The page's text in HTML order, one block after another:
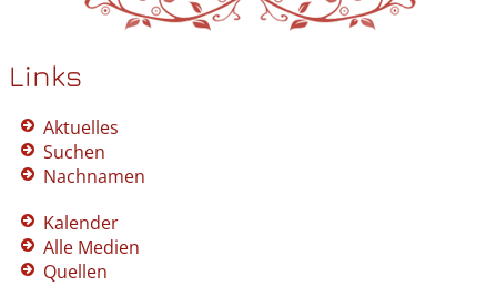
Links
Aktuelles
Suchen
Nachnamen
Kalender
Alle Medien
Quellen